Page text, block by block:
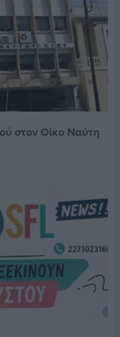
στον Οίκο Ναύτη